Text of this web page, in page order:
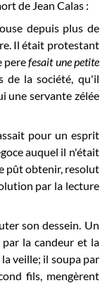
de Jean Calas :
depuis plus de
Il était protestant
perefesait une petite
de la société, qu'il
une servante zélée
pour un esprit
auquel il n'était
pût obtenir, resolut
par la lecture
son dessein. Un
par la candeur et la
veille; il soupa par
fils, mengèrent